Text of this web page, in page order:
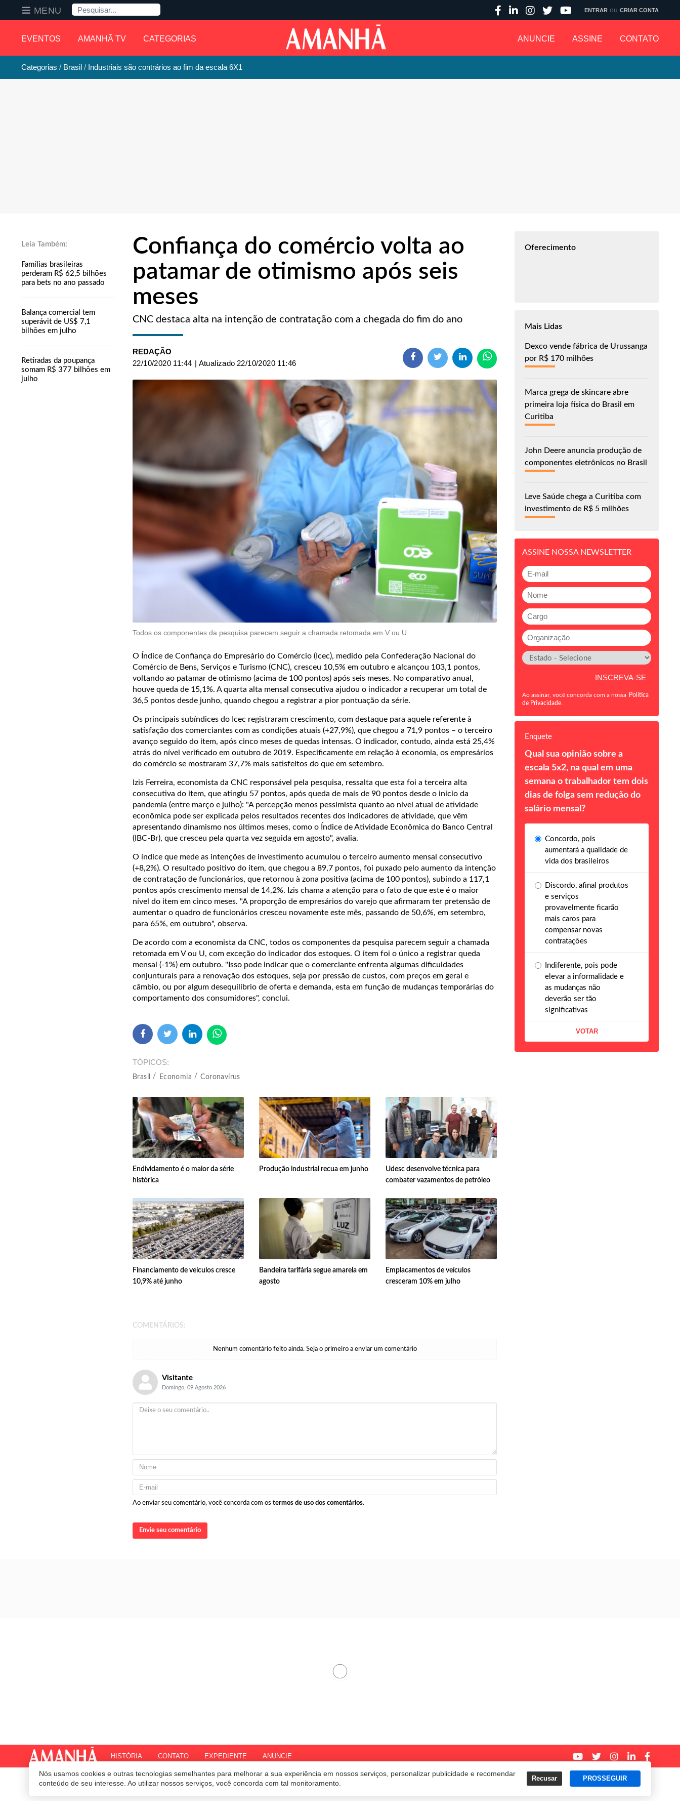
EVENTOS AMANHÃ TV CATEGORIAS ANUNCIE ASSINE CONTATO
MENU Pesquisa ENTRAR ou CRIAR CONTA
Nós usamos cookies e outras tecnologias semelhantes para melhorar a sua experiência em nossos serviços, personalizar publicidade e recomendar
conteúdo de seu interesse. Ao utilizar nossos serviços, você concorda com tal monitoramento.
Recusar PROSSEGUIR
Categorias Brasil Industriais são contrários ao fim da escala 6X1
Famílias brasileiras
perderam R$ 62,5 bilhões
para bets no ano passado
Balança comercial tem
superávit de US$ 7,1
bilhões em julho
Retiradas da poupança
somam R$ 377 bilhões em
julho
Confiança do comércio volta ao
patamar de otimismo após seis
meses
CNC destaca alta na intenção de contratação com a chegada do fim do ano
REDAÇÃO
22/10/2020 11:44 | Atualizado 22/10/2020 11:46
Todos os componentes da pesquisa parecem seguir a chamada retomada em V ou U
O Índice de Confiança do Empresário do Comércio (Icec), medido pela Confederação Nacional do
Comércio de Bens, Serviços e Turismo (CNC), cresceu 10,5% em outubro e alcançou 103,1 pontos,
voltando ao patamar de otimismo (acima de 100 pontos) após seis meses. No comparativo anual,
houve queda de 15,1%. A quarta alta mensal consecutiva ajudou o indicador a recuperar um total de
36,5 pontos desde junho, quando chegou a registrar a pior pontuação da série.
Os principais subíndices do Icec registraram crescimento, com destaque para aquele referente à
satisfação dos comerciantes com as condições atuais (+27,9%), que chegou a 71,9 pontos – o terceiro
avanço seguido do item, após cinco meses de quedas intensas. O indicador, contudo, ainda está 25,4%
atrás do nível verificado em outubro de 2019. Especificamente em relação à economia, os empresários
do comércio se mostraram 37,7% mais satisfeitos do que em setembro.
Izis Ferreira, economista da CNC responsável pela pesquisa, ressalta que esta foi a terceira alta
consecutiva do item, que atingiu 57 pontos, após queda de mais de 90 pontos desde o início da
pandemia (entre março e julho): "A percepção menos pessimista quanto ao nível atual de atividade
econômica pode ser explicada pelos resultados recentes dos indicadores de atividade, que vêm
apresentando dinamismo nos últimos meses, como o Índice de Atividade Econômica do Banco Central
(IBC-Br), que cresceu pela quarta vez seguida em agosto", avalia.
O índice que mede as intenções de investimento acumulou o terceiro aumento mensal consecutivo
(+8,2%). O resultado positivo do item, que chegou a 89,7 pontos, foi puxado pelo aumento da intenção
de contratação de funcionários, que retornou à zona positiva (acima de 100 pontos), subindo a 117,1
pontos após crescimento mensal de 14,2%. Izis chama a atenção para o fato de que este é o maior
nível do item em cinco meses. "A proporção de empresários do varejo que afirmaram ter pretensão de
aumentar o quadro de funcionários cresceu novamente este mês, passando de 50,6%, em setembro,
para 65%, em outubro", observa.
De acordo com a economista da CNC, todos os componentes da pesquisa parecem seguir a chamada
retomada em V ou U, com exceção do indicador dos estoques. O item foi o único a registrar queda
mensal (-1%) em outubro. "Isso pode indicar que o comerciante enfrenta algumas dificuldades
conjunturais para a renovação dos estoques, seja por pressão de custos, com preços em geral e
câmbio, ou por algum desequilíbrio de oferta e demanda, esta em função de mudanças temporárias do
comportamento dos consumidores", conclui.
TÓPICOS
Brasil Economia Coronavírus
Endividamento é o maior da série
histórica
Produção industrial recua em junho
Udesc desenvolve técnica para
combater vazamentos de petróleo
Financiamento de veículos cresce
10,9% até junho
Bandeira tarifária segue amarela em
agosto
Emplacamentos de veículos
cresceram 10% em julho
COMENTÁRIOS:
Nenhum comentário feito ainda. Seja o primeiro a enviar um comentário
Visitante
Domingo, 09 Agosto 2026
Ao enviar seu comentário, você concorda com os termos de uso dos comentários.
Envie seu comentário
Oferecimento
Mais Lidas
Dexco vende fábrica de Urussanga
por R$ 170 milhões
Marca grega de skincare abre
primeira loja física do Brasil em
Curitiba
John Deere anuncia produção de
componentes eletrônicos no Brasil
Leve Saúde chega a Curitiba com
investimento de R$ 5 milhões
ASSINE NOSSA NEWSLETTER
Ao assinar, você concorda com a nossa Política
de Privacidade
Enquete
Qual sua opinião sobre a
escala 5x2, na qual em uma
semana o trabalhador tem dois
dias de folga sem redução do
salário mensal?
Concordo, pois
aumentará a qualidade de
vida dos brasileiros
Discordo, afinal produtos
e serviços
provavelmente ficarão
mais caros para
compensar novas
contratações
Indiferente, pois pode
elevar a informalidade e
as mudanças não
deverão ser tão
significativas
HISTÓRIA CONTATO EXPEDIENTE ANUNCIE
© 2020 Revista Amanhã. Todos os direitos reservados.Desenvolvido por Termos e Políticas de Uso Privacidade